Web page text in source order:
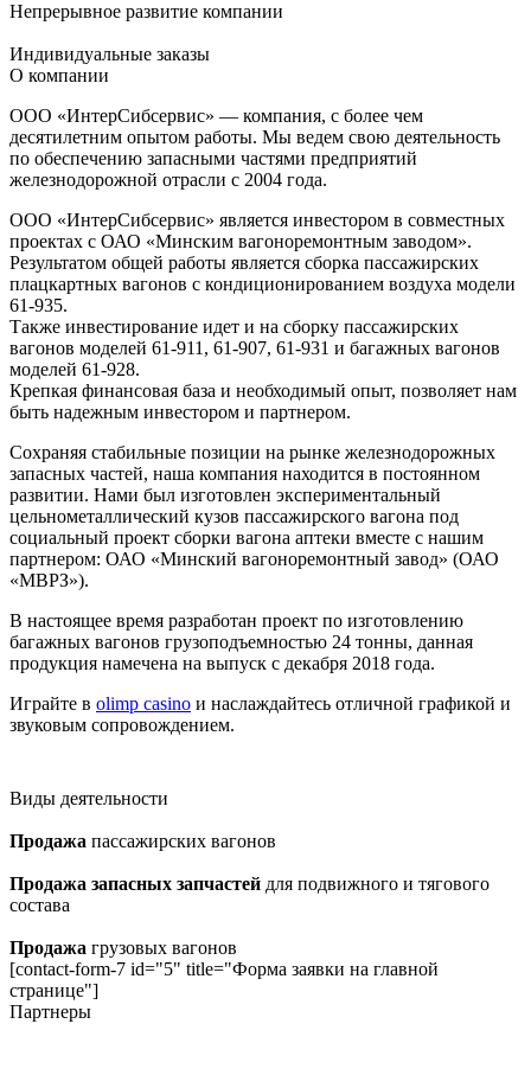
Непрерывное развитие компании
Индивидуальные заказы
О компании
ООО «ИнтерСибcервис» — компания, с более чем
десятилетним опытом работы. Мы ведем свою деятельность
по обеспечению запасными частями предприятий
железнодорожной отрасли с 2004 года.
ООО «ИнтерСибсервис» является инвестором в совместных
проектах с ОАО «Минским вагоноремонтным заводом».
Результатом общей работы является сборка пассажирских
плацкартных вагонов с кондиционированием воздуха модели
61-935.
Также инвестирование идет и на сборку пассажирских
вагонов моделей 61-911, 61-907, 61-931 и багажных вагонов
моделей 61-928.
Крепкая финансовая база и необходимый опыт, позволяет нам
быть надежным инвестором и партнером.
Сохраняя стабильные позиции на рынке железнодорожных
запасных частей, наша компания находится в постоянном
развитии. Нами был изготовлен экспериментальный
цельнометаллический кузов пассажирского вагона под
социальный проект сборки вагона аптеки вместе с нашим
партнером: ОАО «Минский вагоноремонтный завод» (ОАО
«МВРЗ»).
В настоящее время разработан проект по изготовлению
багажных вагонов грузоподъемностью 24 тонны, данная
продукция намечена на выпуск с декабря 2018 года.
Играйте в olimp casino и наслаждайтесь отличной графикой и
звуковым сопровождением.
Виды деятельности
Продажа пассажирских вагонов
Продажа запасных запчастей для подвижного и тягового
состава
Продажа грузовых вагонов
[contact-form-7 id="5" title="Форма заявки на главной
странице"]
Партнеры